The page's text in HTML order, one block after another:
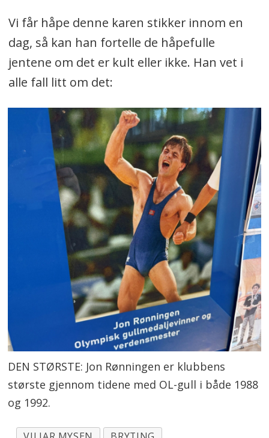
Vi får håpe denne karen stikker innom en
dag, så kan han fortelle de håpefulle
jentene om det er kult eller ikke. Han vet i
alle fall litt om det:
DEN STØRSTE: Jon Rønningen er klubbens
største gjennom tidene med OL-gull i både 1988
og 1992.